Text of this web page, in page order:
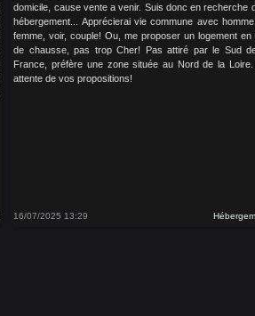
domicile, cause vente a venir. Suis donc en recherche
hébergement... Apprécierai vie commune avec
femme, voir, couple! Ou, me proposer un logement en
de chausse, pas trop Cher! Pas attiré par le Sud
France, préfère une zone située au Nord de la
attente de vos propositions!
16/07/2025 13:29